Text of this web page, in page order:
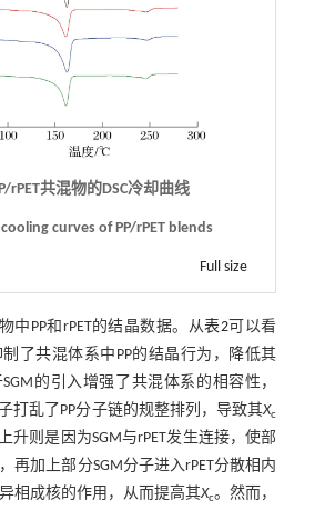
rPET共混物的DSC冷却曲线
cooling curves of PP/rPET blends
Full size
中PP和rPET的结晶数据。从表2可以看
制了共混体系中PP的结晶行为，降低其
的引入增强了共混体系的相容性，
打乱了PP分子链的规整排列，导致其Xc
升则是因为SGM与rPET发生连接，使部
再加上部分SGM分子进入rPET分散相内
相成核的作用，从而提高其Xc。然而，